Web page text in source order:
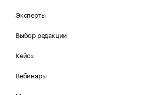
Эксперты
Выбор редакции
Кейсы
Вебинары